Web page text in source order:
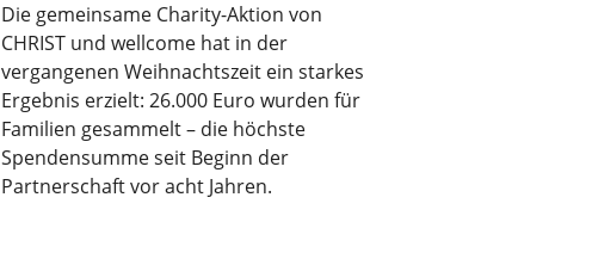
Die gemeinsame Charity-Aktion von
CHRIST und wellcome hat in der
vergangenen Weihnachtszeit ein starkes
Ergebnis erzielt: 26.000 Euro wurden für
Familien gesammelt – die höchste
Spendensumme seit Beginn der
Partnerschaft vor acht Jahren.